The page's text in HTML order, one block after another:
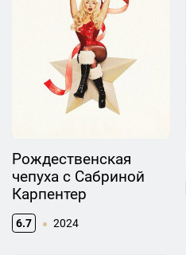
Рождественская
чепуха с Сабриной
Карпентер
6.7 2024